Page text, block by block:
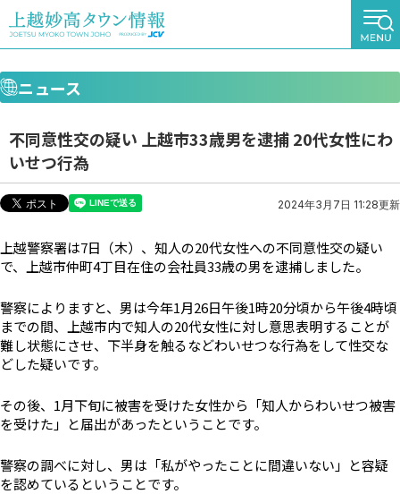
ニュース
不同意性交の疑い 上越市33歳男を逮捕 20代女性にわ
いせつ行為
2024年3月7日 11:28更新
上越警察署は7日（木）、知人の20代女性への不同意性交の疑い
で、上越市仲町4丁目在住の会社員33歳の男を逮捕しました。
警察によりますと、男は今年1月26日午後1時20分頃から午後4時頃
までの間、上越市内で知人の20代女性に対し意思表明することが
難し状態にさせ、下半身を触るなどわいせつな行為をして性交な
どした疑いです。
その後、1月下旬に被害を受けた女性から「知人からわいせつ被害
を受けた」と届出があったということです。
警察の調べに対し、男は「私がやったことに間違いない」と容疑
を認めているということです。